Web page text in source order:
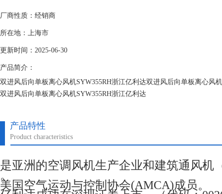
厂商性质：经销商
所在地：上海市
更新时间：2025-06-30
产品简介：
双进风后向单板离心风机SYW355RH浙江亿利达双进风后向单板离心风
双进风后向单板离心风机SYW355RH浙江亿利达
产品特性
Product characteristics
是亚洲的空调风机生产企业和建筑通风机
。
美国空气运动与控制协会(AMCA)成员。